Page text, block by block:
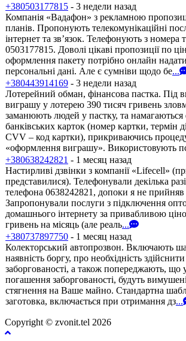
+380503177815 - 3 недели назад
Компанія «Вадафон» з рекламною
планів. Пропонують телекомунікаційні
інтернет та зв’язок. Телефонують з номера
0503177815. Доволі цікаві пропозиції по
оформлення пакету потрібно онлайн
персональні дані. Але є сумніви щодо бе...
+380443914169 - 3 недели назад
Лотерейний обман, фінансова пастка. Під
виграшу у лотерею 390 тисяч гривень
заманюють людей у пастку, та намагаються
банківських карток (номер картки, термін
CVV – код картки), прикриваючись
«оформлення виграшу». Використовують
+380638242821 - 1 месяц назад
Настирливі дзвінки з компанії «Lifecell»
представилися). Телефонували декілька
телефона 0638242821, допоки я не прийняв
Запропонували послуги з підключення
домашнього інтернету за привабливою
гривень на місяць (але реаль...
+380737897750 - 1 месяц назад
Колекторський автопрозвон. Включають
наявність боргу, про необхідність
заборгованості, а також попереджають, що
погашення заборгованості, будуть
стягнення на Ваше майно. Стандартна
заготовка, включається при отримання дз...
Copyright © zvonit.tel 2026